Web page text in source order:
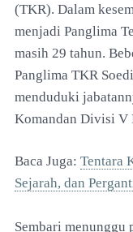
(TKR). Dalam
menjadi Panglima
masih 29 tahun.
Panglima TKR
menduduki
Komandan Divisi V
Baca Juga: Tentara
Sejarah, dan
Sembari menunggu